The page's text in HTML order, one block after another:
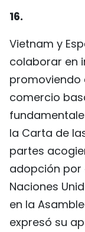
16.
Vietnam y
colaborar en
promoviendo
comercio
la Carta de
partes
adopción por
Naciones
en la
expresó su